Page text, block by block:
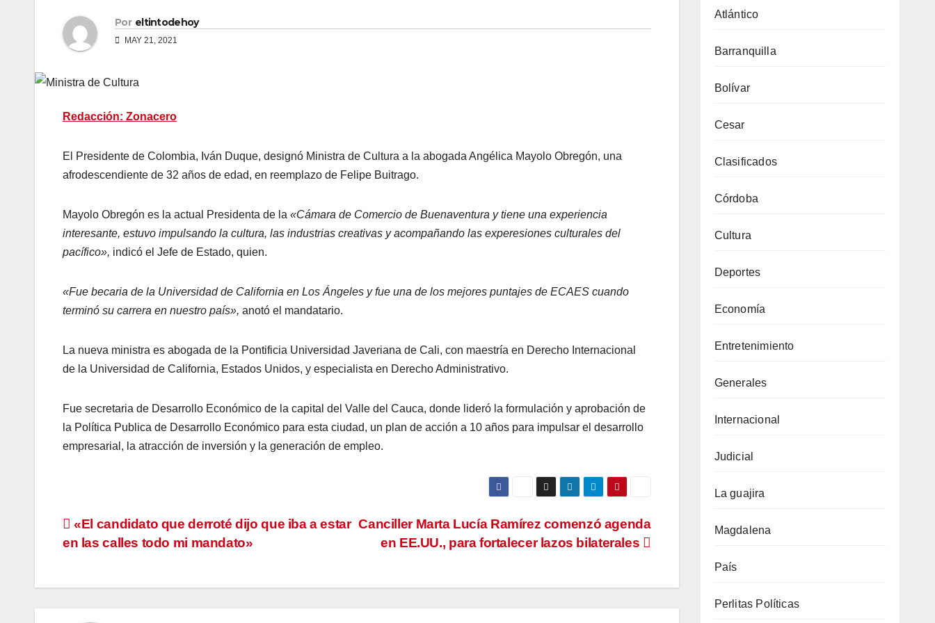
Por eltintodehoy
MAY 21, 2021
Redacción: Zonacero
El Presidente de Colombia, Iván Duque, designó Ministra de Cultura a la abogada Angélica Mayolo Obregón, una
afrodescendiente de 32 años de edad, en reemplazo de Felipe Buitrago.
Mayolo Obregón es la actual Presidenta de la «Cámara de Comercio de Buenaventura y tiene una experiencia
interesante, estuvo impulsando la cultura, las industrias creativas y acompañando las experesiones culturales del
pacífico», indicó el Jefe de Estado, quien.
«Fue becaria de la Universidad de California en Los Ángeles y fue una de los mejores puntajes de ECAES cuando
terminó su carrera en nuestro país», anotó el mandatario.
La nueva ministra es abogada de la Pontificia Universidad Javeriana de Cali, con maestría en Derecho Internacional
de la Universidad de California, Estados Unidos, y especialista en Derecho Administrativo.
Fue secretaria de Desarrollo Económico de la capital del Valle del Cauca, donde lideró la formulación y aprobación de
la Política Publica de Desarrollo Económico para esta ciudad, un plan de acción a 10 años para impulsar el desarrollo
empresarial, la atracción de inversión y la generación de empleo.
Navegación
entradas
Canciller Marta Lucía Ramírez comenzó agenda
en EE.UU., para fortalecer lazos bilaterales
«El candidato que derroté dijo que iba a estar
en las calles todo mi mandato»
Atlántico
Barranquilla
Bolívar
Cesar
Clasificados
Córdoba
Cultura
Deportes
Economía
Entretenimiento
Generales
Internacional
Judicial
La guajira
Magdalena
País
Perlitas Políticas